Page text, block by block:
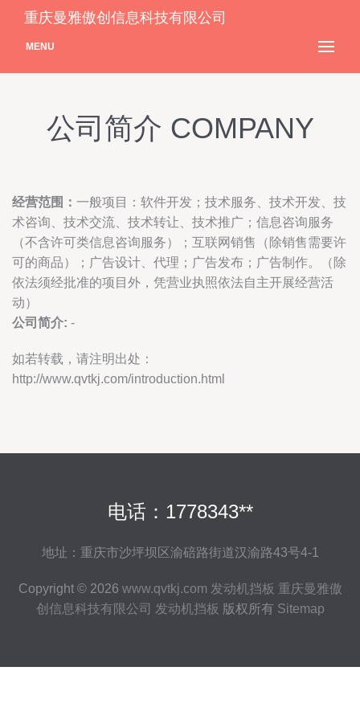
重庆曼雅傲创信息科技有限公司
MENU
公司简介 COMPANY
经营范围： 一般项目：软件开发；技术服务、技术开发、技
术咨询、技术交流、技术转让、技术推广；信息咨询服务
（不含许可类信息咨询服务）；互联网销售（除销售需要许
可的商品）；广告设计、代理；广告发布；广告制作。（除
依法须经批准的项目外，凭营业执照依法自主开展经营活
动）
公司简介: -
如若转载，请注明出处：
http://www.qvtkj.com/introduction.html
电话：1778343**
地址：重庆市沙坪坝区渝碚路街道汉渝路43号4-1
Copyright © 2026 www.qvtkj.com 发动机挡板 重庆曼雅傲
创信息科技有限公司 发动机挡板 版权所有 Sitemap